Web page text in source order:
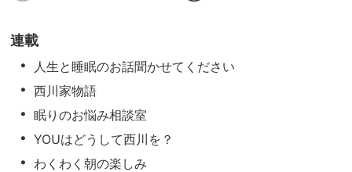
連載
人生と睡眠のお話聞かせてください
西川家物語
眠りのお悩み相談室
YOUはどうして西川を？
わくわく朝の楽しみ